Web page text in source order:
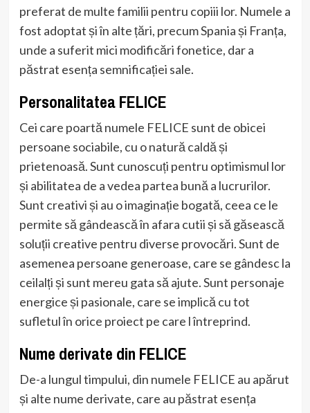
preferat de multe familii pentru copiii lor. Numele a
fost adoptat și în alte țări, precum Spania și Franța,
unde a suferit mici modificări fonetice, dar a
păstrat esența semnificației sale.
Personalitatea FELICE
Cei care poartă numele FELICE sunt de obicei
persoane sociabile, cu o natură caldă și
prietenoasă. Sunt cunoscuți pentru optimismul lor
și abilitatea de a vedea partea bună a lucrurilor.
Sunt creativi și au o imaginație bogată, ceea ce le
permite să gândească în afara cutii și să găsească
soluții creative pentru diverse provocări. Sunt de
asemenea persoane generoase, care se gândesc la
ceilalți și sunt mereu gata să ajute. Sunt personaje
energice și pasionale, care se implică cu tot
sufletul în orice proiect pe care l întreprind.
Nume derivate din FELICE
De-a lungul timpului, din numele FELICE au apărut
și alte nume derivate, care au păstrat esența